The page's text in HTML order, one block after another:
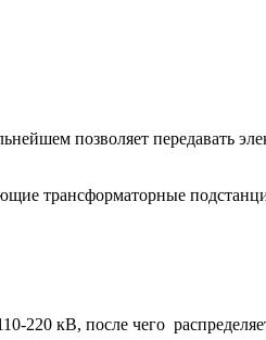
позволяет передавать
трансформаторные
220 кВ, после чего